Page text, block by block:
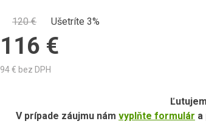
120€ Ušetríte 3%
116 €
94€ bez DPH
V prípade záujmu nám vyplňte formulár a